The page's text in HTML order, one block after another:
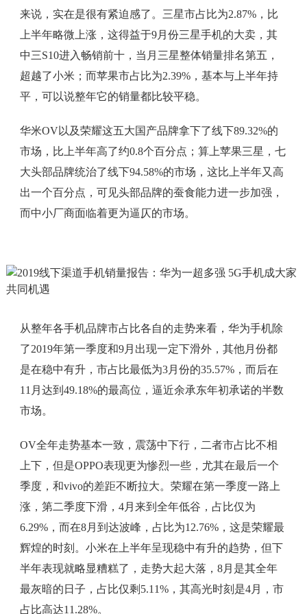
来说，实在是很有紧迫感了。三星市占比为2.87%，比
上半年略微上涨，这得益于9月份三星手机的大卖，其
中三S10进入畅销前十，当月三星整体销量排名第五，
超越了小米；而苹果市占比为2.39%，基本与上半年持
平，可以说整年它的销量都比较平稳。
华米OV以及荣耀这五大国产品牌拿下了线下89.32%的
市场，比上半年高了约0.8个百分点；算上苹果三星，七
大头部品牌统治了线下94.58%的市场，这比上半年又高
出一个百分点，可见头部品牌的蚕食能力进一步加强，
而中小厂商面临着更为逼仄的市场。
从整年各手机品牌市占比各自的走势来看，华为手机除
了2019年第一季度和9月出现一定下滑外，其他月份都
是在稳中有升，市占比最低为3月份的35.57%，而后在
11月达到49.18%的最高位，逼近余承东年初承诺的半数
市场。
OV全年走势基本一致，震荡中下行，二者市占比不相
上下，但是OPPO表现更为惨烈一些，尤其在最后一个
季度，和vivo的差距不断拉大。荣耀在第一季度一路上
涨，第二季度下滑，4月来到全年低谷，占比仅为
6.29%，而在8月到达波峰，占比为12.76%，这是荣耀最
辉煌的时刻。小米在上半年呈现稳中有升的趋势，但下
半年表现就略显糟糕了，走势大起大落，8月是其全年
最灰暗的日子，占比仅剩5.11%，其高光时刻是4月，市
占比高达11.28%。